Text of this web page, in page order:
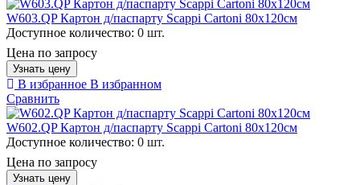
W603.QP Картон д/паспарту Scappi Cartoni 80х120см
Доступное количество: 0 шт.
Цена по запросу
Узнать цену
В избранное В избранном
Сравнить
W602.QP Картон д/паспарту Scappi Cartoni 80х120см
Доступное количество: 0 шт.
Цена по запросу
Узнать цену